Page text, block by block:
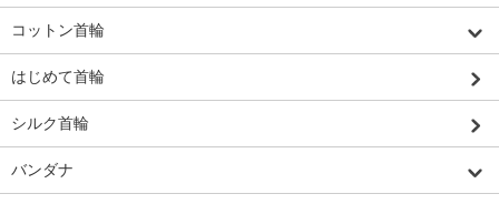
コットン首輪
はじめて首輪
シルク首輪
バンダナ